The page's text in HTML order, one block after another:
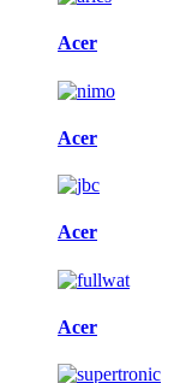
Acer
Acer
Acer
Acer